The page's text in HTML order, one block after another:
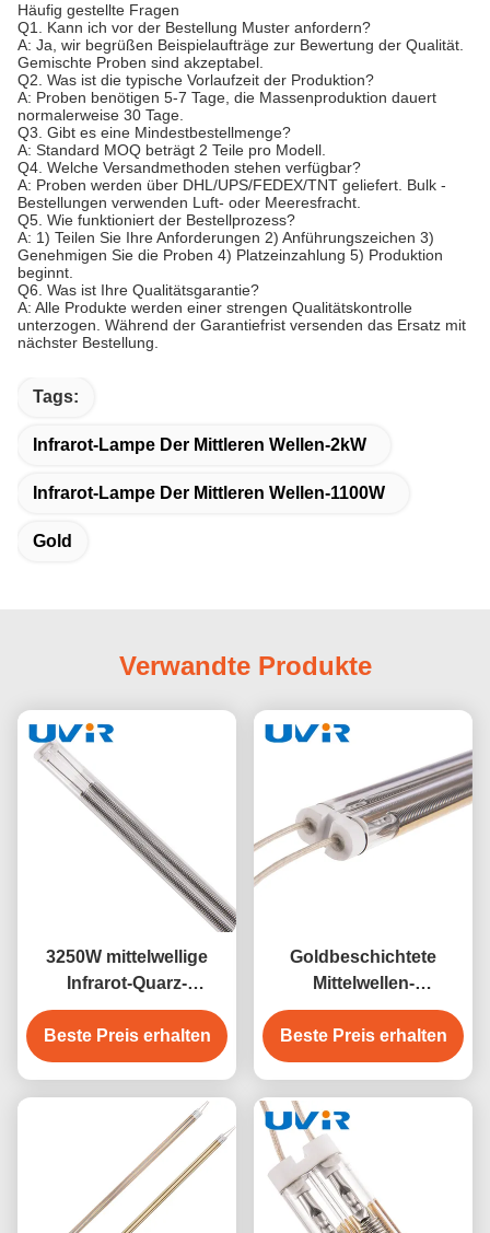
Häufig gestellte Fragen
Q1. Kann ich vor der Bestellung Muster anfordern?
A: Ja, wir begrüßen Beispielaufträge zur Bewertung der Qualität.
Gemischte Proben sind akzeptabel.
Q2. Was ist die typische Vorlaufzeit der Produktion?
A: Proben benötigen 5-7 Tage, die Massenproduktion dauert
normalerweise 30 Tage.
Q3. Gibt es eine Mindestbestellmenge?
A: Standard MOQ beträgt 2 Teile pro Modell.
Q4. Welche Versandmethoden stehen verfügbar?
A: Proben werden über DHL/UPS/FEDEX/TNT geliefert. Bulk -
Bestellungen verwenden Luft- oder Meeresfracht.
Q5. Wie funktioniert der Bestellprozess?
A: 1) Teilen Sie Ihre Anforderungen 2) Anführungszeichen 3)
Genehmigen Sie die Proben 4) Platzeinzahlung 5) Produktion
beginnt.
Q6. Was ist Ihre Qualitätsgarantie?
A: Alle Produkte werden einer strengen Qualitätskontrolle
unterzogen. Während der Garantiefrist versenden das Ersatz mit
nächster Bestellung.
Tags:
Infrarot-Lampe Der Mittleren Wellen-2kW
Infrarot-Lampe Der Mittleren Wellen-1100W
Gold
Verwandte Produkte
3250W mittelwellige
Infrarot-Quarz-
Heizlampe zum
Trocknen von Lacken
Beste Preis erhalten
Goldbeschichtete
Mittelwellen-
Infrarotlampe 4100W
400V Lacktrocknung
Beste Preis erhalten